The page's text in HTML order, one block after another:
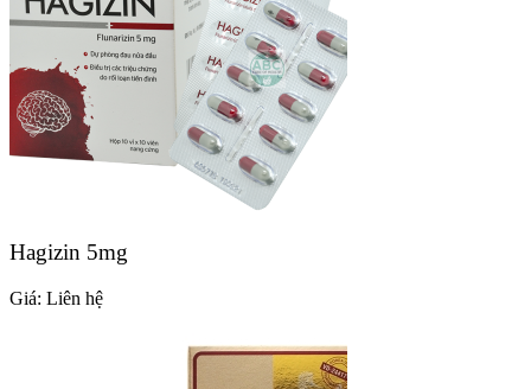
Hagizin 5mg
Giá: Liên hệ